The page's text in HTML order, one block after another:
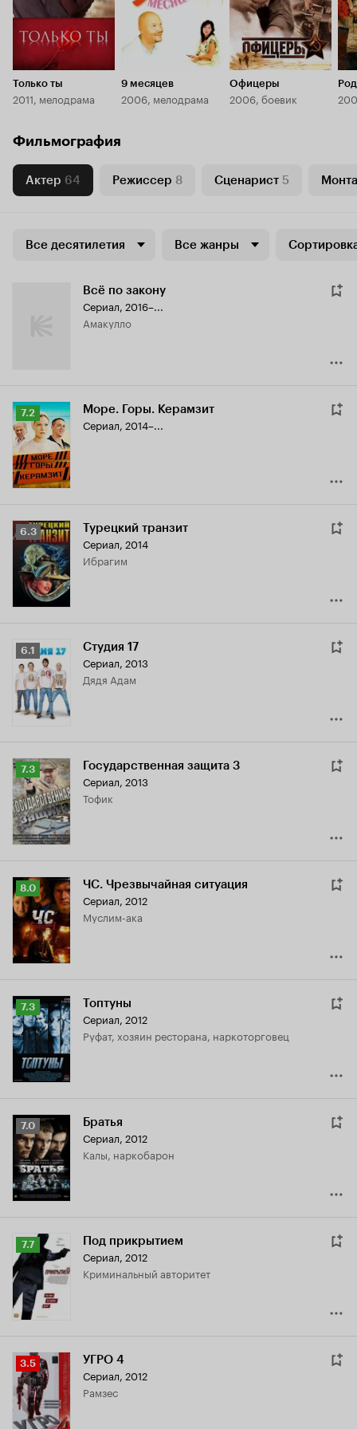
Только ты
2011, мелодрама
9 месяцев
2006, мелодрама
Офицеры
2006, боевик
Фильмография
Актер 64 Режиссер 8 Сценарист 5
Все десятилетия Все жанры
Всё по закону
Сериал, 2016–...
Амакулло
Рейтинг
Кинопоиска
7.2
7.2 Море. Горы. Керамзит
Сериал, 2014–...
Рейтинг
Кинопоиска
6.3
6.3 Турецкий транзит
Сериал, 2014
Ибрагим
Рейтинг
Кинопоиска
6.1
6.1 Студия 17
Сериал, 2013
дядя Адам
Рейтинг
Кинопоиска
7.3
7.3 Государственная защита 3
Сериал, 2013
Тофик
Рейтинг
Кинопоиска
8.0
8.0 ЧС. Чрезвычайная ситуация
Сериал, 2012
Муслим-ака
Рейтинг
Кинопоиска
7.3
7.3 Топтуны
Сериал, 2012
Руфат, хозяин ресторана, наркоторговец
Рейтинг
Кинопоиска
7.0
7.0 Братья
Сериал, 2012
Калы, наркобарон
Рейтинг
Кинопоиска
7.7
7.7 Под прикрытием
Сериал, 2012
криминальный авторитет
Рейтинг
Кинопоиска
3.5
3.5 УГРО 4
Сериал, 2012
Рамзес